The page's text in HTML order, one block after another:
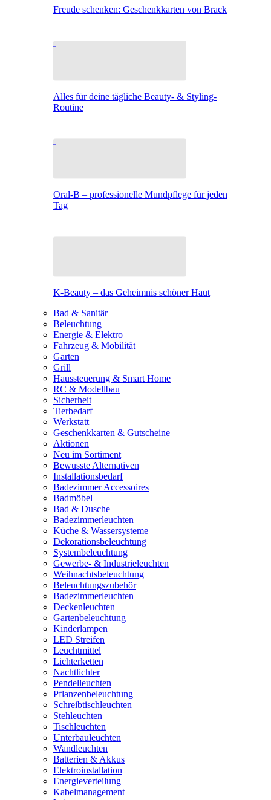
Freude schenken: Geschenkkarten von Brack
Alles für deine tägliche Beauty- & Styling-
Routine
Oral-B – professionelle Mundpflege für jeden
Tag
K-Beauty – das Geheimnis schöner Haut
Bad & Sanitär
Beleuchtung
Energie & Elektro
Fahrzeug & Mobilität
Garten
Grill
Haussteuerung & Smart Home
RC & Modellbau
Sicherheit
Tierbedarf
Werkstatt
Geschenkkarten & Gutscheine
Aktionen
Neu im Sortiment
Bewusste Alternativen
Installationsbedarf
Badezimmer Accessoires
Badmöbel
Bad & Dusche
Badezimmerleuchten
Küche & Wassersysteme
Dekorationsbeleuchtung
Systembeleuchtung
Gewerbe- & Industrieleuchten
Weihnachtsbeleuchtung
Beleuchtungszubehör
Badezimmerleuchten
Deckenleuchten
Gartenbeleuchtung
Kinderlampen
LED Streifen
Leuchtmittel
Lichterketten
Nachtlichter
Pendelleuchten
Pflanzenbeleuchtung
Schreibtischleuchten
Stehleuchten
Tischleuchten
Unterbauleuchten
Wandleuchten
Batterien & Akkus
Elektroinstallation
Energieverteilung
Kabelmanagement